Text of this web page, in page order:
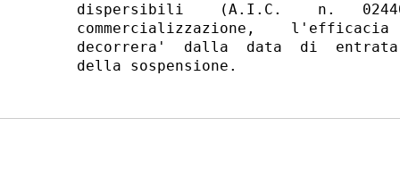
dispersibili    (A.I.C.    n.
commercializzazione,    l'efficacia
decorrera'  dalla  data  di